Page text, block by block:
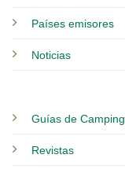
Países emisores
Noticias
Guías de Camping
Revistas